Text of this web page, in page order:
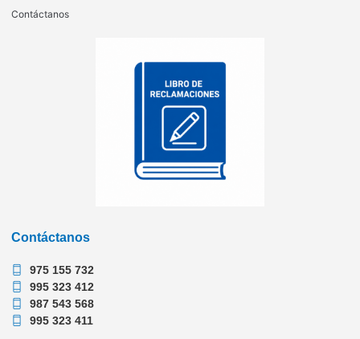
Contáctanos
Contáctanos
975 155 732
995 323 412
987 543 568
995 323 411